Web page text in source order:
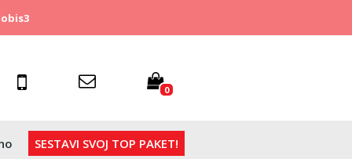
0
SESTAVI SVOJ TOP PAKET!